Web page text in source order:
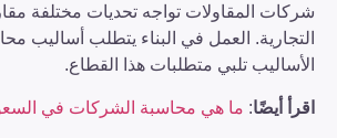
شركات المقاولات تواجه تحديات مختلفة
التجارية. العمل في البناء يتطلب أساليب
الأساليب تلبي متطلبات هذا القطاع.
اقرأ أيضًا: ما هي محاسبة الشركات في